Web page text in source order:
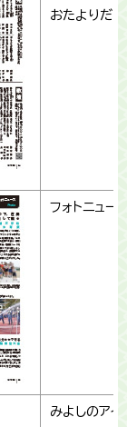
おたよりだよ
フォトニュー
みよしのアイ